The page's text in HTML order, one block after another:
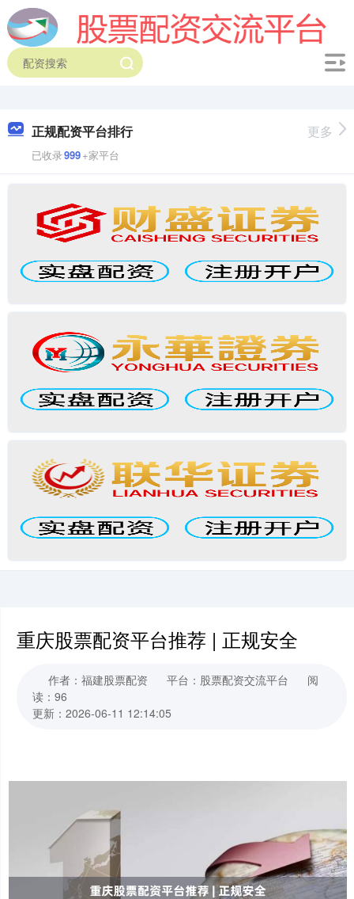
正规配资平台排行
已收录999+家平台
更多
重庆股票配资平台推荐 | 正规安全
作者：福建股票配资 平台：股票配资交流平台
阅
读：96
更新：2026-06-11 12:14:05